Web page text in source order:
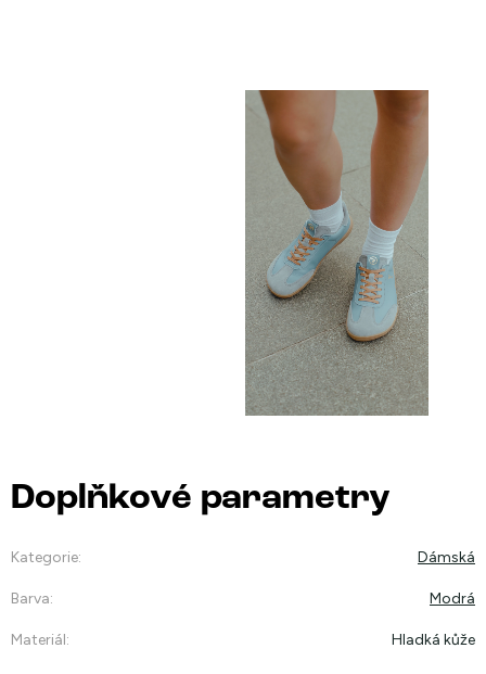
Doplňkové parametry
Kategorie: Dámská
Barva: Modrá
Materiál: Hladká kůže